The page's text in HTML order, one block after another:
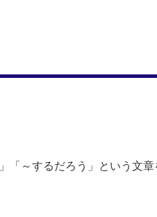
「～するだろう」という文